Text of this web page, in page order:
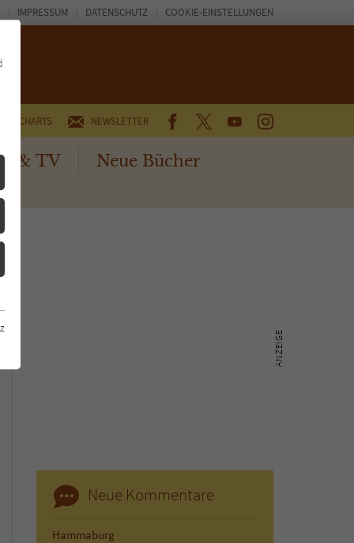
CHARTS NEWSLETTER FACEBOOKTWITTERYOUTUBEINSTAGRAM
& TV Neue Bücher
IMPRESSUM DATENSCHUTZ COOKIE-EINSTELLUNGEN
Neue Kommentare
Hammaburg